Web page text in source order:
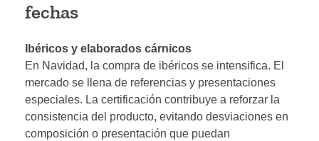
fechas
Ibéricos y elaborados cárnicos
En Navidad, la compra de ibéricos se intensifica. El
mercado se llena de referencias y presentaciones
especiales. La certificación contribuye a reforzar la
consistencia del producto, evitando desviaciones en
composición o presentación que puedan